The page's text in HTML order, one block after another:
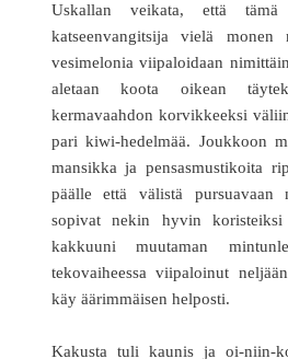
Uskallan veikata, että
katseenvangitsija vielä
vesimelonia viipaloidaan
aletaan koota oikean
kermavaahdon korvikkeeksi
pari kiwi-hedelmää. Joukkoon
mansikka ja pensasmustikoita
päälle että välistä pursuavaan
sopivat nekin hyvin
kakkuuni muutaman
tekovaiheessa viipaloinut
käy äärimmäisen helposti.
Kakusta tuli kaunis ja oi-niin-